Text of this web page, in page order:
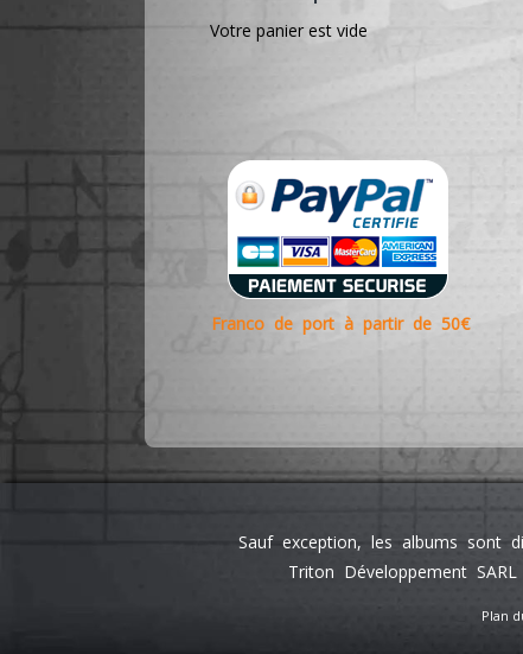
Votre panier est vide
Franco de port à partir de 50€
Sauf exception, les albums sont
Triton Développement
Plan